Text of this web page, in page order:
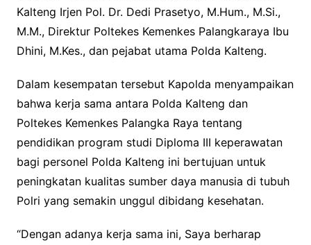
Kalteng Irjen Pol. Dr. Dedi Prasetyo, M.Hum., M.Si.,
M.M., Direktur Poltekes Kemenkes Palangkaraya Ibu
Dhini, M.Kes., dan pejabat utama Polda Kalteng.
Dalam kesempatan tersebut Kapolda menyampaikan
bahwa kerja sama antara Polda Kalteng dan
Poltekes Kemenkes Palangka Raya tentang
pendidikan program studi Diploma III keperawatan
bagi personel Polda Kalteng ini bertujuan untuk
peningkatan kualitas sumber daya manusia di tubuh
Polri yang semakin unggul dibidang kesehatan.
“Dengan adanya kerja sama ini, Saya berharap